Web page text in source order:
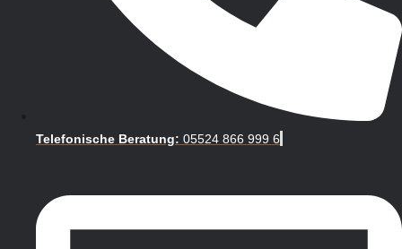
Telefonische Beratung: 05524 866 999 6